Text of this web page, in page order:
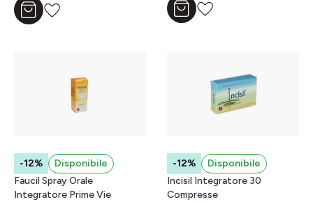
Aggiungi al carrello Aggiungi al carrello
-12%
Disponibile
Faucil Spray Orale
Integratore Prime Vie
-12%
Disponibile
Incisil Integratore 30
Compresse